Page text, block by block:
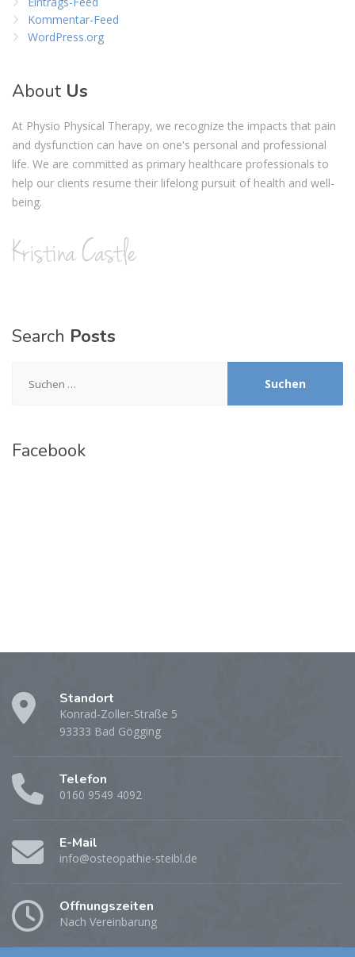
Kommentar-Feed
WordPress.org
About Us
At Physio Physical Therapy, we recognize the impacts that pain
and dysfunction can have on one's personal and professional
life. We are committed as primary healthcare professionals to
help our clients resume their lifelong pursuit of health and well-
being.
Search Posts
nach:
Facebook
Standort
Konrad-Zoller-Straße 5
93333 Bad Gögging
Telefon
0160 9549 4092
E-Mail
info@osteopathie-steibl.de
Öffnungszeiten
Nach Vereinbarung